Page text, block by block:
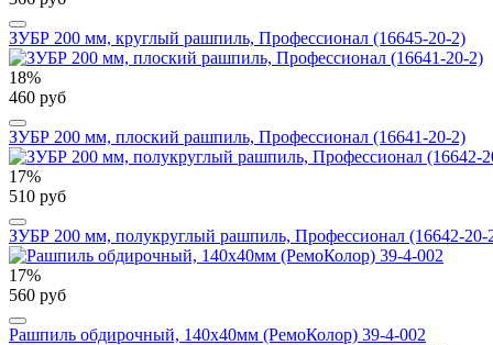
ЗУБР 200 мм, круглый рашпиль, Профессионал (16645-20-2)
18%
460 руб
ЗУБР 200 мм, плоский рашпиль, Профессионал (16641-20-2)
17%
510 руб
ЗУБР 200 мм, полукруглый рашпиль, Профессионал (16642-20-
17%
560 руб
Рашпиль обдирочный, 140х40мм (РемоКолор) 39-4-002